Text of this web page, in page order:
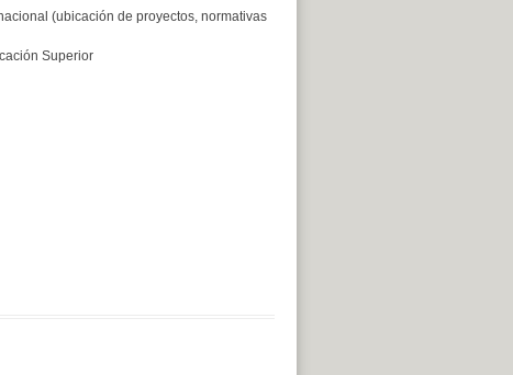
(ubicación de proyectos, normativas
Superior